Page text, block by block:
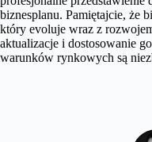
biznesplanu. Pamiętajcie, że
który evoluje wraz z
aktualizacje i dostosowanie
warunków rynkowych są